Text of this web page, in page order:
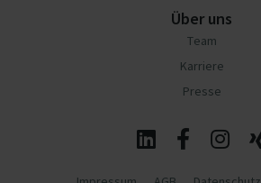
Über uns
Team
Karriere
Presse